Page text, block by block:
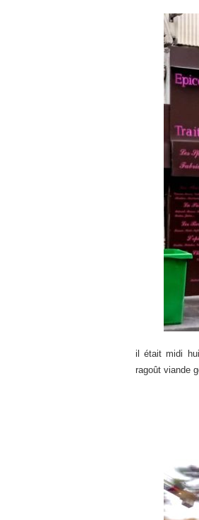
il était midi
ragoût viande